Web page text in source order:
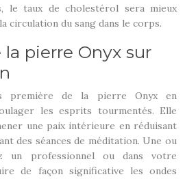
le taux de cholestérol sera mieux
circulation du sang dans le corps.
pierre Onyx sur
première de la pierre Onyx en
les esprits tourmentés. Elle
une paix intérieure en réduisant
des séances de méditation. Une ou
un professionnel ou dans votre
de façon significative les ondes